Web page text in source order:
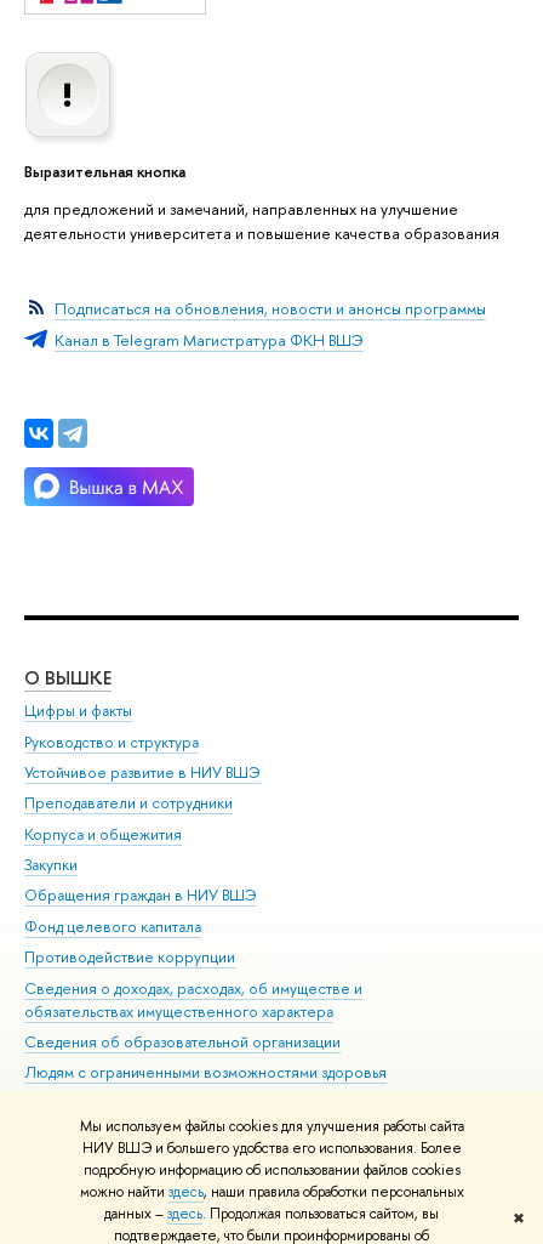
Мы используем файлы cookies для улучшения работы сайта
НИУ ВШЭ и большего удобства его использования. Более
подробную информацию об использовании файлов cookies
можно найти здесь, наши правила обработки персональных
данных –здесь. Продолжая пользоваться сайтом, вы
подтверждаете, что были проинформированы об
✖
Выразительная кнопка
для предложений и замечаний, направленных на улучшение
деятельности университета и повышение качества образования
Подписаться на обновления, новости и анонсы программы
Канал в Telegram Магистратура ФКН ВШЭ
О ВЫШКЕ
Цифры и факты
Руководство и структура
Устойчивое развитие в НИУ ВШЭ
Преподаватели и сотрудники
Корпуса и общежития
Закупки
Обращения граждан в НИУ ВШЭ
Фонд целевого капитала
Противодействие коррупции
Сведения о доходах, расходах, об имуществе и
обязательствах имущественного характера
Сведения об образовательной организации
Людям с ограниченными возможностями здоровья
Работа в Вышке